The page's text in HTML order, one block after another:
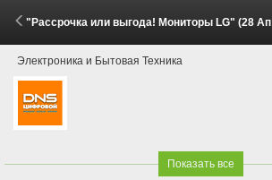
"Рассрочка или выгода! Мониторы LG" (28 Апреля - 26 Мая 2026)
Электроника и Бытовая Техника
Показать все